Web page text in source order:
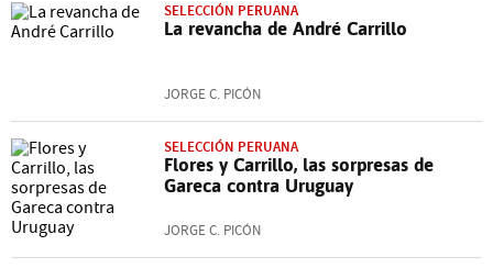
SELECCIÓN PERUANA
La revancha de André Carrillo
JORGE C. PICÓN
SELECCIÓN PERUANA
Flores y Carrillo, las sorpresas de
Gareca contra Uruguay
JORGE C. PICÓN